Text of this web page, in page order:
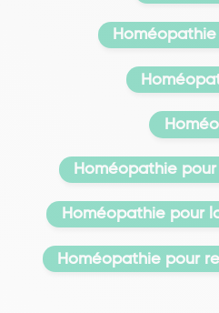
Homéopathie
Homéopathie pour
Homéopathie pour